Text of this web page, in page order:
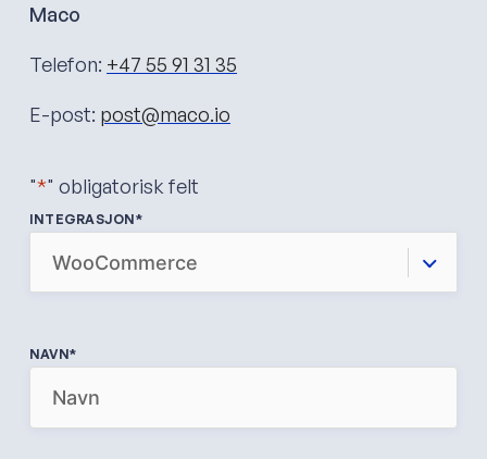
Maco
Telefon: +47 55 91 31 35
E-post: post@maco.io
"*" obligatorisk felt
INTEGRASJON*
NAVN*